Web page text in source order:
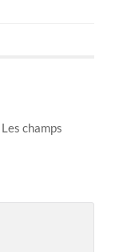
Les champs